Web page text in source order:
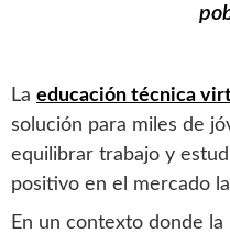
La educación técnica
solución para miles de
equilibrar trabajo y
positivo en el mercado
En un contexto donde